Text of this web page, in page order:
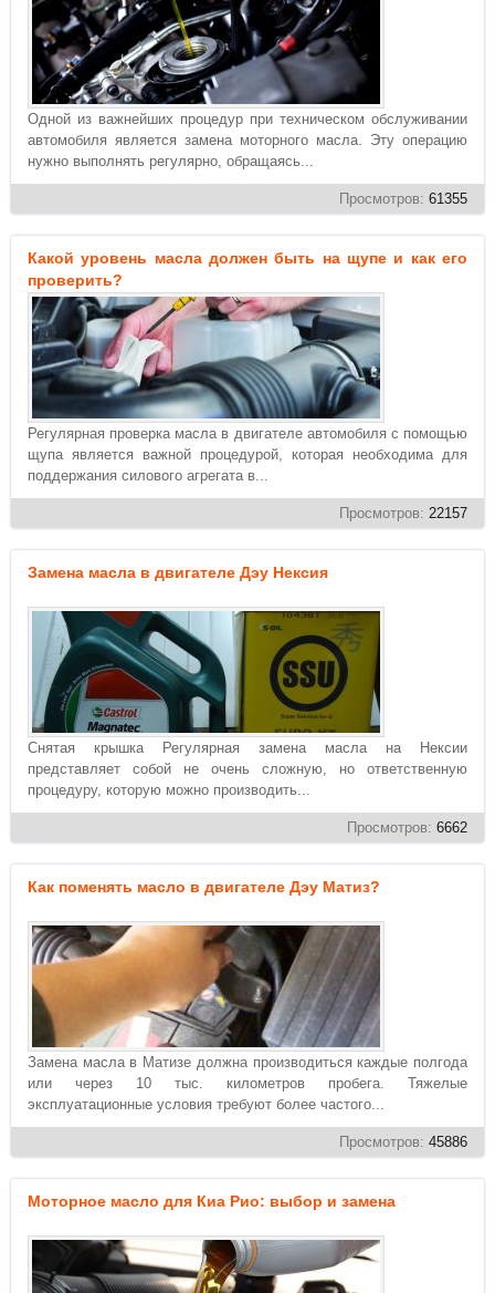
Одной из важнейших процедур при техническом обслуживании
автомобиля является замена моторного масла. Эту операцию
нужно выполнять регулярно, обращаясь...
Просмотров: 61355
Какой уровень масла должен быть на щупе и как его
проверить?
Регулярная проверка масла в двигателе автомобиля с помощью
щупа является важной процедурой, которая необходима для
поддержания силового агрегата в...
Просмотров: 22157
Замена масла в двигателе Дэу Нексия
Снятая крышка Регулярная замена масла на Нексии
представляет собой не очень сложную, но ответственную
процедуру, которую можно производить...
Просмотров: 6662
Как поменять масло в двигателе Дэу Матиз?
Замена масла в Матизе должна производиться каждые полгода
или через 10 тыс. километров пробега. Тяжелые
эксплуатационные условия требуют более частого...
Просмотров: 45886
Моторное масло для Киа Рио: выбор и замена